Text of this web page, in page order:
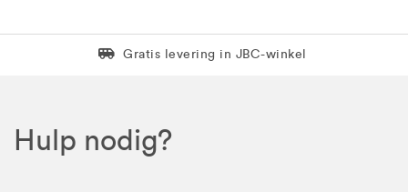
Levering in 1 pakket
Gratis levering in JBC-winkel
Hulp nodig?